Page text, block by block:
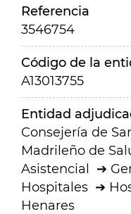
Referencia
3546754
Código de la
A13013755
Entidad
Consejería de
Madrileño de
Asistencial
Hospitales
Henares